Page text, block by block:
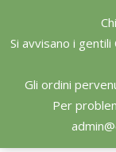
Si avvisano i
Gli ordini
Per
content